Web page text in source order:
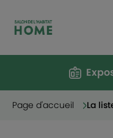
Page d'accueil La